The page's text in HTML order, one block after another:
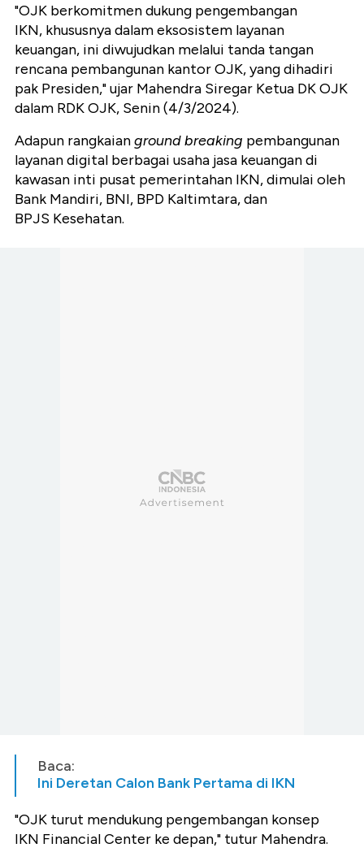
"OJK berkomitmen dukung pengembangan
IKN, khususnya dalam eksosistem layanan
keuangan, ini diwujudkan melalui tanda tangan
rencana pembangunan kantor OJK, yang dihadiri
pak Presiden," ujar Mahendra Siregar Ketua DK OJK
dalam RDK OJK, Senin (4/3/2024).
Adapun rangkaianground breaking pembangunan
layanan digital berbagai usaha jasa keuangan di
kawasan inti pusat pemerintahan IKN, dimulai oleh
Bank Mandiri, BNI, BPD Kaltimtara, dan
BPJS Kesehatan.
Baca:
Ini Deretan Calon Bank Pertama di IKN
"OJK turut mendukung pengembangan konsep
IKN Financial Center ke depan," tutur Mahendra.